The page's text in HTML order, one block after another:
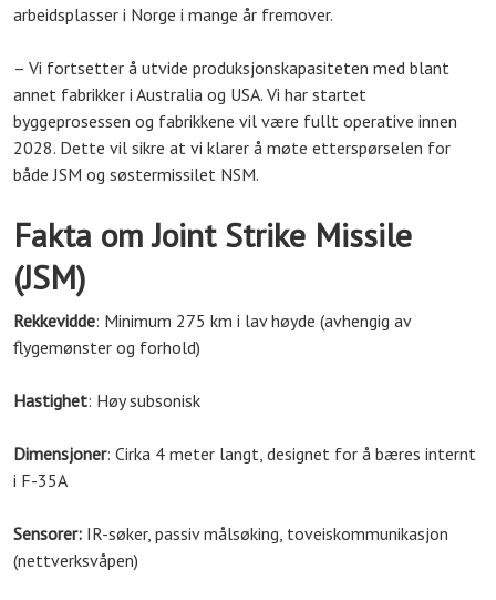
arbeidsplasser i Norge i mange år fremover.
– Vi fortsetter å utvide produksjonskapasiteten med blant
annet fabrikker i Australia og USA. Vi har startet
byggeprosessen og fabrikkene vil være fullt operative innen
2028. Dette vil sikre at vi klarer å møte etterspørselen for
både JSM og søstermissilet NSM.
Fakta om Joint Strike Missile
(JSM)
Rekkevidde: Minimum 275 km i lav høyde (avhengig av
flygemønster og forhold)
Hastighet: Høy subsonisk
Dimensjoner: Cirka 4 meter langt, designet for å bæres internt
i F-35A
Sensorer: IR-søker, passiv målsøking, toveiskommunikasjon
(nettverksvåpen)